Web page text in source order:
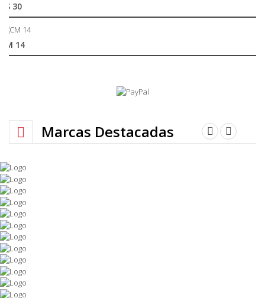
AS 30
CM 14
Marcas Destacadas